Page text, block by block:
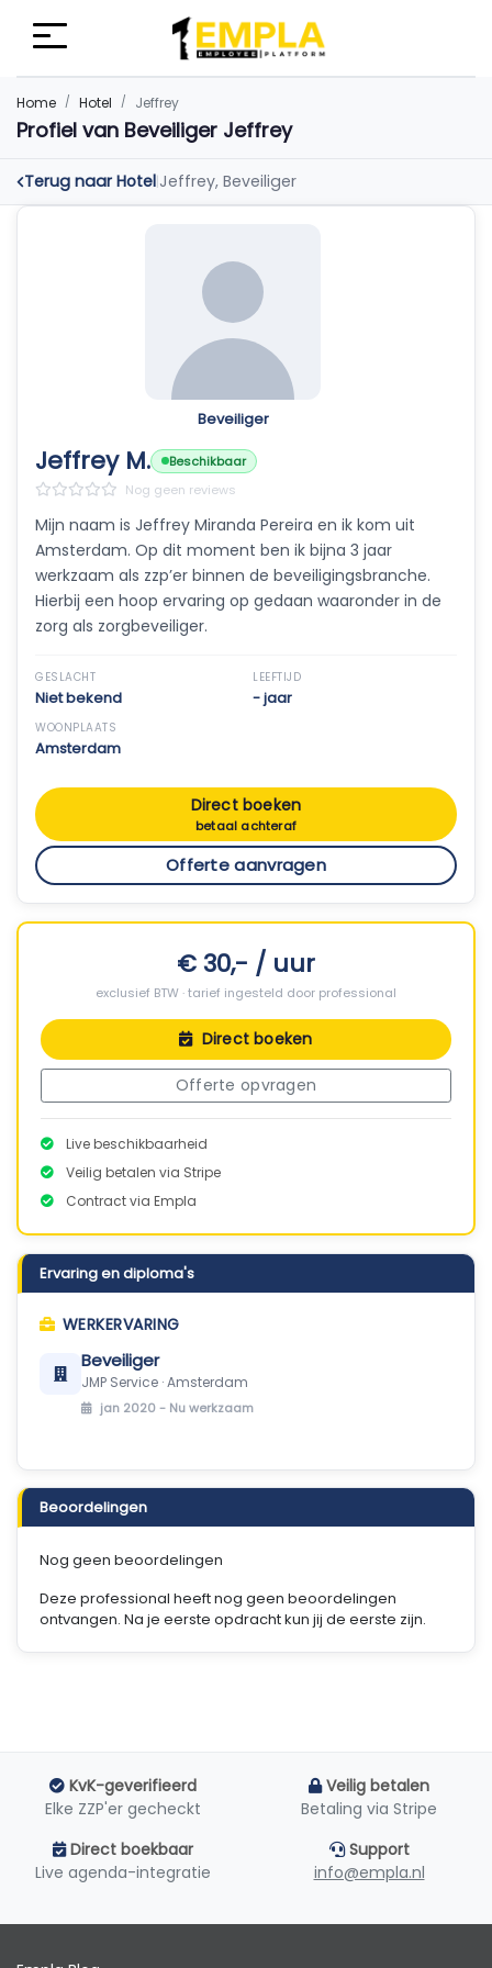
Home Hotel Jeffrey
Profiel van Beveiliger Jeffrey
Terug naar Hotel|Jeffrey, Beveiliger
Beveiliger
Jeffrey M.
Beschikbaar
Nog geen reviews
Mijn naam is Jeffrey Miranda Pereira en ik kom uit
Amsterdam. Op dit moment ben ik bijna 3 jaar
werkzaam als zzp’er binnen de beveiligingsbranche.
Hierbij een hoop ervaring op gedaan waaronder in de
zorg als zorgbeveiliger.
GESLACHT
Niet bekend
LEEFTIJD
- jaar
WOONPLAATS
Amsterdam
Direct boeken
betaal achteraf
Offerte aanvragen
€ 30,- / uur
exclusief BTW · tarief ingesteld door professional
Direct boeken
Offerte opvragen
Live beschikbaarheid
Veilig betalen via Stripe
Contract via Empla
Ervaring en diploma's
WERKERVARING
Beveiliger
JMP Service · Amsterdam
jan 2020 - Nu werkzaam
Beoordelingen
Nog geen beoordelingen
Deze professional heeft nog geen beoordelingen
ontvangen. Na je eerste opdracht kun jij de eerste zijn.
KvK-geverifieerd
Elke ZZP'er gecheckt
Veilig betalen
Betaling via Stripe
Direct boekbaar
Live agenda-integratie
Support
info@empla.nl